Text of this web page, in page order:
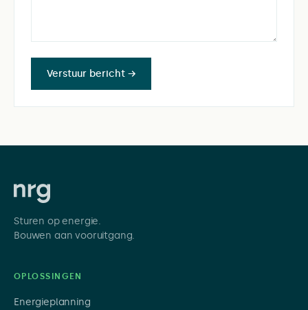
Verstuur bericht →
Sturen op energie.
Bouwen aan vooruitgang.
OPLOSSINGEN
Energieplanning